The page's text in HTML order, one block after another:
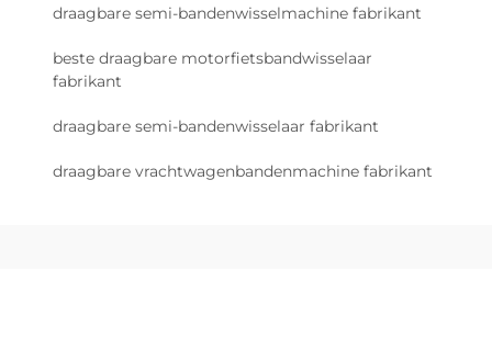
draagbare semi-bandenwisselmachine fabrikant
beste draagbare motorfietsbandwisselaar
fabrikant
draagbare semi-bandenwisselaar fabrikant
draagbare vrachtwagenbandenmachine fabrikant